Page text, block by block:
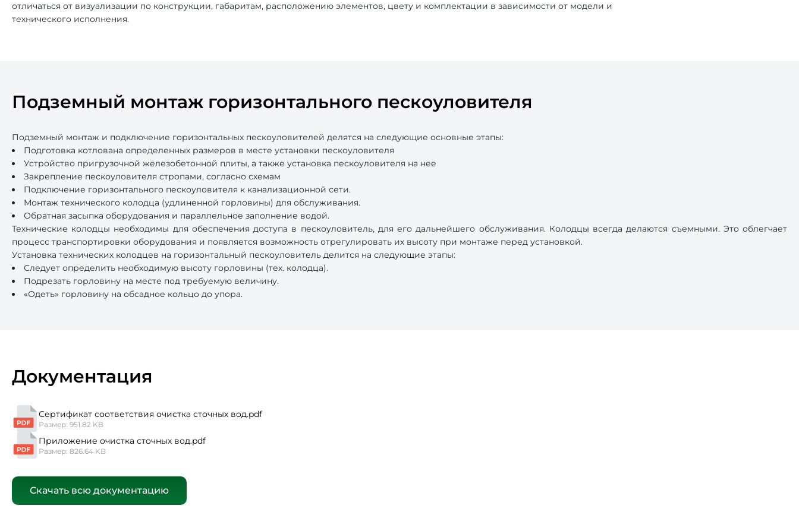
отличаться от визуализации по конструкции, габаритам, расположению элементов, цвету и комплектации в зависимости от модели и
технического исполнения.
Подземный монтаж горизонтального пескоуловителя
Подземный монтаж и подключение горизонтальных пескоуловителей делятся на следующие основные этапы:
Подготовка котлована определенных размеров в месте установки пескоуловителя
Устройство пригрузочной железобетонной плиты, а также установка пескоуловителя на нее
Закрепление пескоуловителя стропами, согласно схемам
Подключение горизонтального пескоуловителя к канализационной сети.
Монтаж технического колодца (удлиненной горловины) для обслуживания.
Обратная засыпка оборудования и параллельное заполнение водой.
Технические колодцы необходимы для обеспечения доступа в пескоуловитель, для его дальнейшего обслуживания. Колодцы всегда делаются съемными. Это облегчает
процесс транспортировки оборудования и появляется возможность отрегулировать их высоту при монтаже перед установкой.
Установка технических колодцев на горизонтальный пескоуловитель делится на следующие этапы:
Следует определить необходимую высоту горловины (тех. колодца).
Подрезать горловину на месте под требуемую величину.
«Одеть» горловину на обсадное кольцо до упора.
Документация
Сертификат соответствия очистка сточных вод.pdf
Размер: 951.82 KB
Приложение очистка сточных вод.pdf
Размер: 826.64 KB
Скачать всю документацию